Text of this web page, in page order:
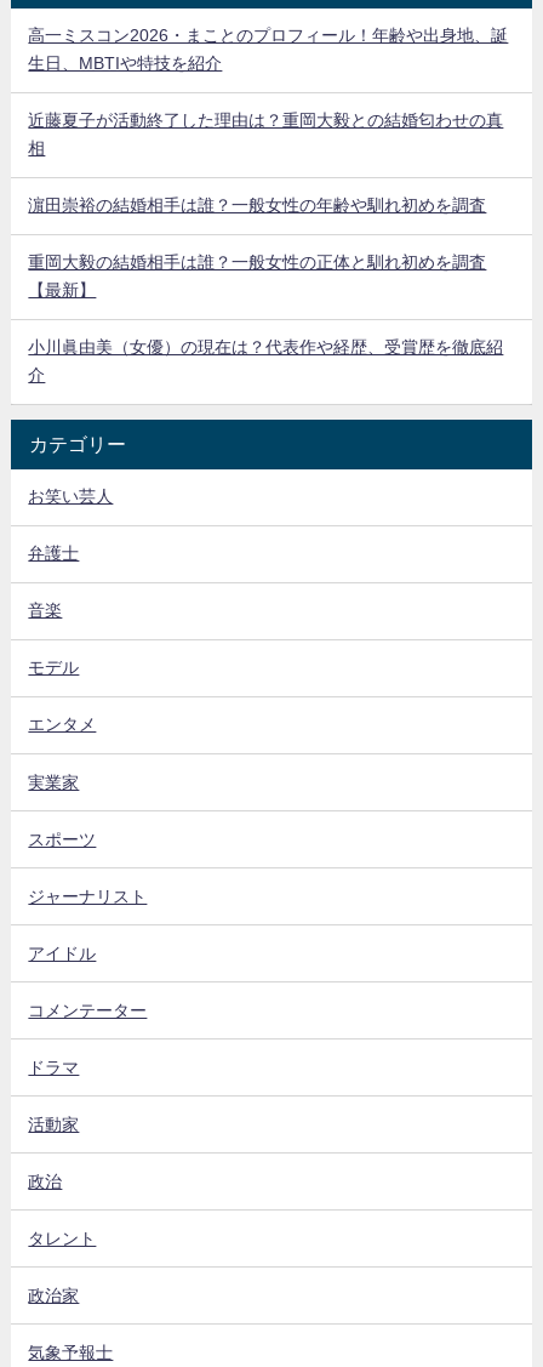
高一ミスコン2026・まことのプロフィール！年齢や出身地、誕
生日、MBTIや特技を紹介
近藤夏子が活動終了した理由は？重岡大毅との結婚匂わせの真
相
濵田崇裕の結婚相手は誰？一般女性の年齢や馴れ初めを調査
重岡大毅の結婚相手は誰？一般女性の正体と馴れ初めを調査
【最新】
小川眞由美（女優）の現在は？代表作や経歴、受賞歴を徹底紹
介
カテゴリー
お笑い芸人
弁護士
音楽
モデル
エンタメ
実業家
スポーツ
ジャーナリスト
アイドル
コメンテーター
ドラマ
活動家
政治
タレント
政治家
気象予報士